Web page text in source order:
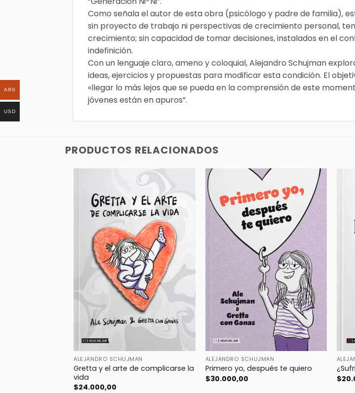
Como señala el autor de esta obra (psicólogo y padre de familia),
sin proyecto de trabajo ni perspectivas de crecimiento personal,
crecimiento; sin capacidad de tomar decisiones, instalados en el
indefinición.
Con un lenguaje claro, ameno y coloquial, Alejandro Schujman
ideas, ejercicios y propuestas para modificar esta condición. El
«llegar lo más lejos que se pueda en la comprensión de este
jóvenes están en apuros”.
PRODUCTOS RELACIONADOS
ALEJANDRO SCHUJMAN
Gretta y el arte de complicarse la
vida
$24.000,00
ALEJANDRO SCHUJMAN
Primero yo, después te quiero
$30.000,00
$
ARS
USD